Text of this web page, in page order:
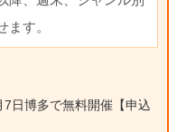
ます。
日博多で無料開催【申込